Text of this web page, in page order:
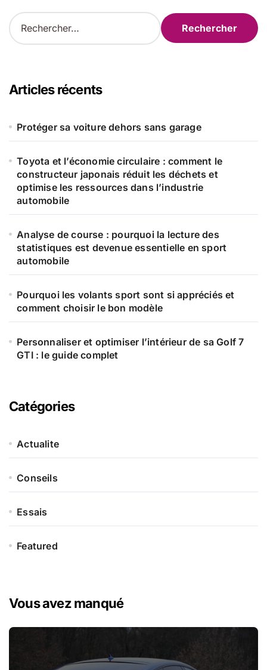
R
e
c
e
:
Articles récents
Protéger sa voiture dehors sans garage
Toyota et l’économie circulaire : comment le
constructeur japonais réduit les déchets et
optimise les ressources dans l’industrie
automobile
Analyse de course : pourquoi la lecture des
statistiques est devenue essentielle en sport
automobile
Pourquoi les volants sport sont si appréciés et
comment choisir le bon modèle
Personnaliser et optimiser l’intérieur de sa Golf 7
GTI : le guide complet
Catégories
Actualite
Conseils
Essais
Featured
Vous avez manqué